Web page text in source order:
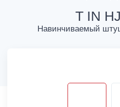
T IN
Навинчиваемый